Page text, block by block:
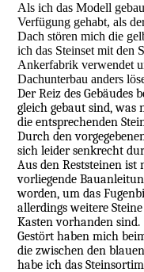
Als ich das Modell
Verfügung gehabt, als
Dach stören mich die
ich das Steinset mit den
Ankerfabrik verwendet
Dachunterbau anders
Der Reiz des Gebäudes
gleich gebaut sind,
die entsprechenden
Durch den
sich leider senkrecht
Aus den Reststeinen ist
vorliegende
worden, um das
allerdings weitere
Kasten vorhanden sind.
Gestört haben mich
die zwischen den
habe ich das